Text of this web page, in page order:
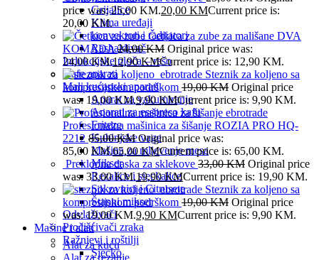
Grijalice
Klima uređaji
konvektori i radijatori
Rashalđivač
Indukcijske ploča – rešo
Kafe aparati
Mali kućanski aparati
Aparat za vakumiranje
Aparati za esspreso kafu
Friteze
Kuhinjske vage
Mašina za mljevenje mesa
Mikser
Rezalice i sjeckalice
Sokovnici i Citrusete
Štapni mikser
Odvlaživači
Pročišćivači zraka
Ražnjevi i roštilji
Sjecko
price was: 25,00 KM.20,00 KMCurrent price is:
20,00 KM.
Četkica za zube za mališane DVA
KOMADA24,00KM Original price was:
24,00 KM.12,90KMCurrent price is: 12,90 KM.
Steznik za koljeno sa
kompresijskom podrškom 19,00KM Original price
was: 19,00 KM.9,90KMCurrent price is: 9,90 KM.
Profesionalna mašinica za šišanje ROZIA PRO HQ-
2212 85,00KM Original price was:
85,00 KM.65,00KMCurrent price is: 65,00 KM.
Preklopna daska za sklekove 33,00KM Original price
was: 33,00 KM.19,90KMCurrent price is: 19,90 KM.
Steznik za koljeno sa
kompresijskom podrškom 19,00KM Original price
was: 19,00 KM.9,90 KMCurrent price is: 9,90 KM.
Mašine i alati
Alat za kuću
Alat za rezanje